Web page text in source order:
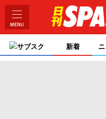
サブスク 新着